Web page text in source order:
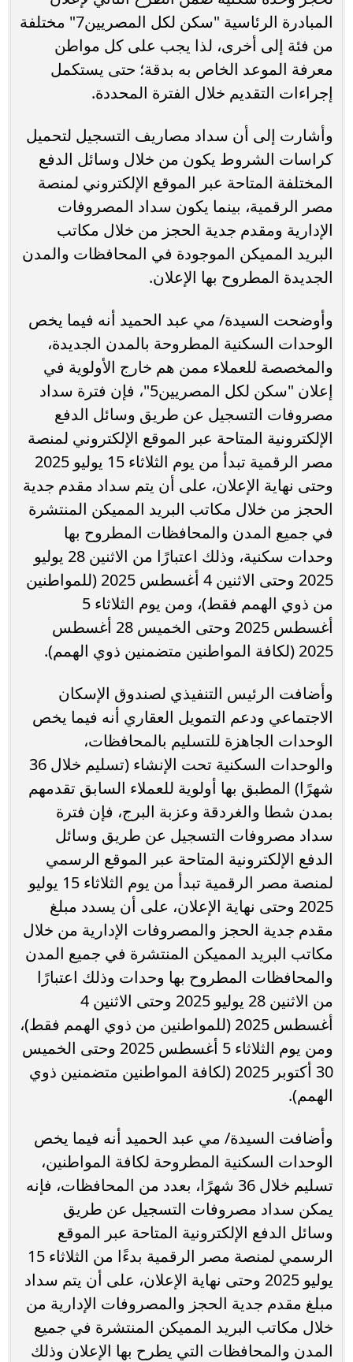
المبادرة الرئاسية "سكن لكل المصريين7" مختلفة
من فئة إلى أخرى، لذا يجب على كل مواطن
معرفة الموعد الخاص به بدقة؛ حتى يستكمل
إجراءات التقديم خلال الفترة المحددة.
وأشارت إلى أن سداد مصاريف التسجيل لتحميل
كراسات الشروط يكون من خلال وسائل الدفع
المختلفة المتاحة عبر الموقع الإلكتروني لمنصة
مصر الرقمية، بينما يكون سداد المصروفات
الإدارية ومقدم جدية الحجز من خلال مكاتب
البريد المميكن الموجودة في المحافظات والمدن
الجديدة المطروح بها الإعلان.
وأوضحت السيدة/ مي عبد الحميد أنه فيما يخص
الوحدات السكنية المطروحة بالمدن الجديدة،
والمخصصة للعملاء ممن هم خارج الأولوية في
إعلان "سكن لكل المصريين5"، فإن فترة سداد
مصروفات التسجيل عن طريق وسائل الدفع
الإلكترونية المتاحة عبر الموقع الإلكتروني لمنصة
مصر الرقمية تبدأ من يوم الثلاثاء 15 يوليو 2025
وحتى نهاية الإعلان، على أن يتم سداد مقدم جدية
الحجز من خلال مكاتب البريد المميكن المنتشرة
في جميع المدن والمحافظات المطروح بها
وحدات سكنية، وذلك اعتبارًا من الاثنين 28 يوليو
2025 وحتى الاثنين 4 أغسطس 2025 (للمواطنين
من ذوي الهمم فقط)، ومن يوم الثلاثاء 5
أغسطس 2025 وحتى الخميس 28 أغسطس
2025 (لكافة المواطنين متضمنين ذوي الهمم).
وأضافت الرئيس التنفيذي لصندوق الإسكان
الاجتماعي ودعم التمويل العقاري أنه فيما يخص
الوحدات الجاهزة للتسليم بالمحافظات،
والوحدات السكنية تحت الإنشاء (تسليم خلال 36
شهرًا) المطبق بها أولوية للعملاء السابق تقدمهم
بمدن شطا والغردقة وعزبة البرج، فإن فترة
سداد مصروفات التسجيل عن طريق وسائل
الدفع الإلكترونية المتاحة عبر الموقع الرسمي
لمنصة مصر الرقمية تبدأ من يوم الثلاثاء 15 يوليو
2025 وحتى نهاية الإعلان، على أن يسدد مبلغ
مقدم جدية الحجز والمصروفات الإدارية من خلال
مكاتب البريد المميكن المنتشرة في جميع المدن
والمحافظات المطروح بها وحدات وذلك اعتبارًا
من الاثنين 28 يوليو 2025 وحتى الاثنين 4
أغسطس 2025 (للمواطنين من ذوي الهمم فقط)،
ومن يوم الثلاثاء 5 أغسطس 2025 وحتى الخميس
30 أكتوبر 2025 (لكافة المواطنين متضمنين ذوي
الهمم).
وأضافت السيدة/ مي عبد الحميد أنه فيما يخص
الوحدات السكنية المطروحة لكافة المواطنين،
تسليم خلال 36 شهرًا، بعدد من المحافظات، فإنه
يمكن سداد مصروفات التسجيل عن طريق
وسائل الدفع الإلكترونية المتاحة عبر الموقع
الرسمي لمنصة مصر الرقمية بدءًا من الثلاثاء 15
يوليو 2025 وحتى نهاية الإعلان، على أن يتم سداد
مبلغ مقدم جدية الحجز والمصروفات الإدارية من
خلال مكاتب البريد المميكن المنتشرة في جميع
المدن والمحافظات التي يطرح بها الإعلان وذلك